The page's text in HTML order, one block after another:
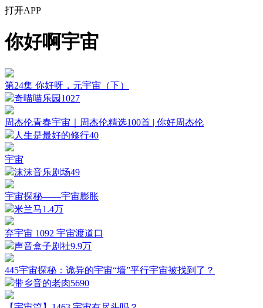
打开APP
你好啊宇宙
第24集 你好呀，元宇宙（下）
奇喵喵乐园 1027
周杰伦青春宇宙｜周杰伦精选100首 | 你好周杰伦
人生是最好的修行40
宇宙
沫沫音乐剧场49
宇宙探秘——宇宙膨胀
米兰马1.4万
弃宇宙 1092 宇宙渡道口
声音盒子剧社9.9万
445宇宙探秘：诡异的宇宙“墙”平行宇宙被找到了？
带乡音的老肉5690